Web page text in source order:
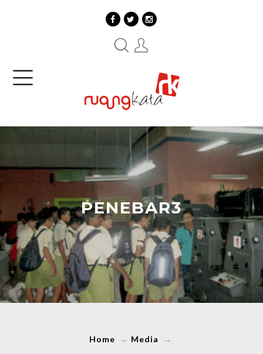
PENEBAR3
Home → Media →